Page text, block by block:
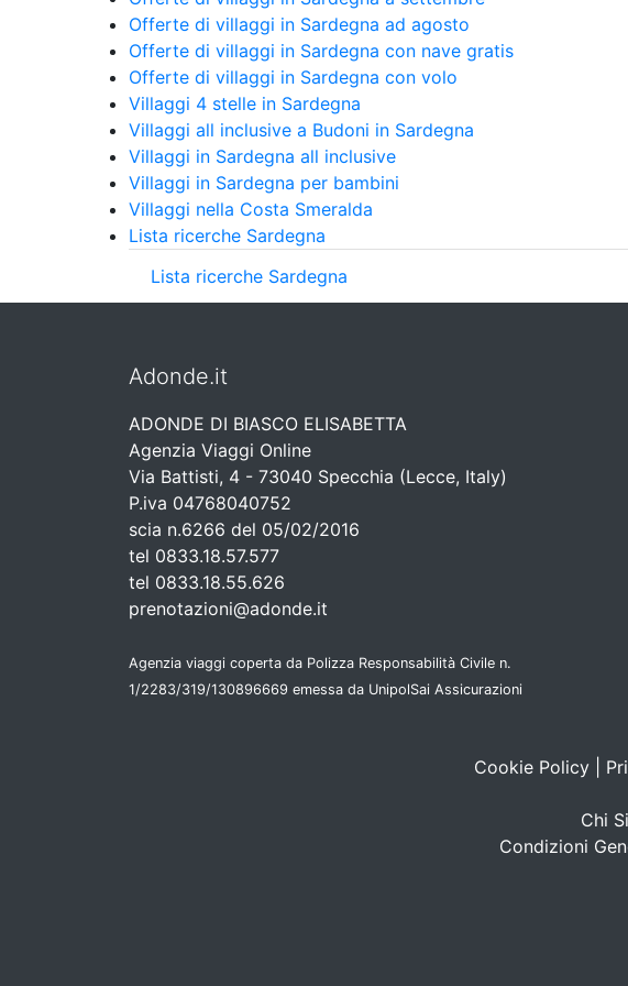
Offerte di villaggi in Sardegna ad agosto
Offerte di villaggi in Sardegna con nave gratis
Offerte di villaggi in Sardegna con volo
Villaggi 4 stelle in Sardegna
Villaggi all inclusive a Budoni in Sardegna
Villaggi in Sardegna all inclusive
Villaggi in Sardegna per bambini
Villaggi nella Costa Smeralda
Lista ricerche Sardegna
Lista ricerche Sardegna
Adonde.it
ADONDE DI BIASCO ELISABETTA
Agenzia Viaggi Online
Via Battisti, 4 - 73040 Specchia (Lecce, Italy)
P.iva 04768040752
scia n.6266 del 05/02/2016
tel 0833.18.57.577
tel 0833.18.55.626
prenotazioni@adonde.it
Agenzia viaggi coperta da Polizza Responsabilità Civile n.
1/2283/319/130896669 emessa da UnipolSai Assicurazioni
Cookie Policy|
Chi
Condizioni